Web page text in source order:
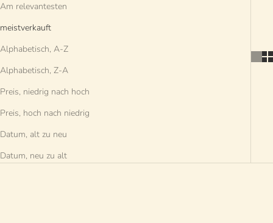
Am relevantesten
meistverkauft
Alphabetisch, A-Z
Alphabetisch, Z-A
Preis, niedrig nach hoch
Preis, hoch nach niedrig
Datum, alt zu neu
Datum, neu zu alt